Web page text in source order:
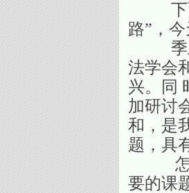
下面
路”，
季卫
法学会
兴。同
加研讨
和，是
题，具
怎样
要的课